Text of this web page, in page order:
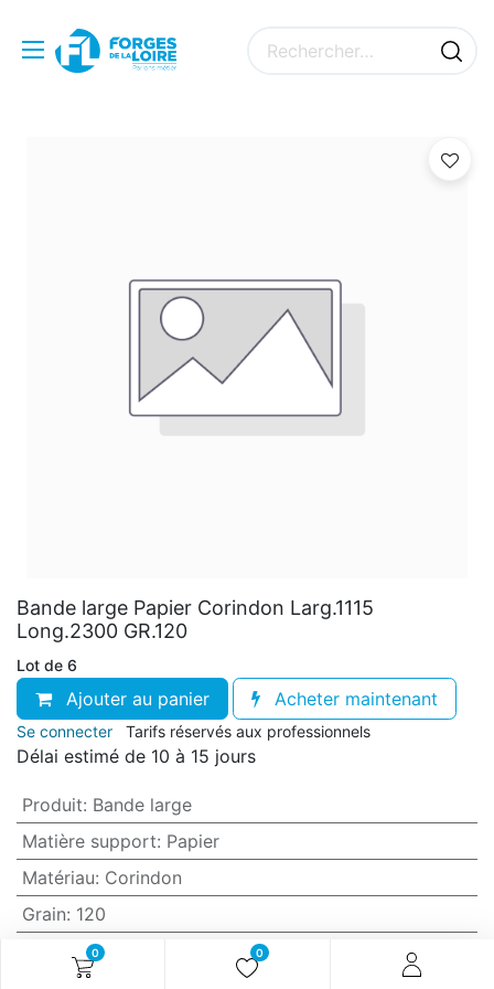
0 0
Bande large Papier Corindon Larg.1115
Long.2300 GR.120
Lot de 6
Ajouter au panier Acheter maintenant
Se connecter Tarifs réservés aux professionnels
Délai estimé de 10 à 15 jours
Produit: Bande large
Matière support: Papier
Matériau: Corindon
Grain: 120
Anti-encrassement
Non (standard)